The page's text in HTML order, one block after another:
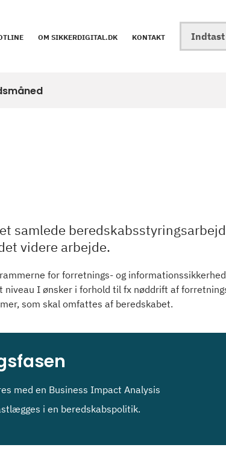
OM SIKKERDIGITAL.DK KONTAKT
samlede
videre arbejde.
for forretnings- og
I ønsker i forhold til fx nøddrift af
som skal omfattes af beredskabet.
med en Business Impact Analysis
i en beredskabspolitik.